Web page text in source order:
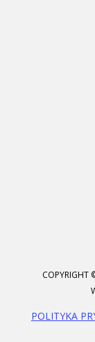
COPYRIGHT
POLITYKA